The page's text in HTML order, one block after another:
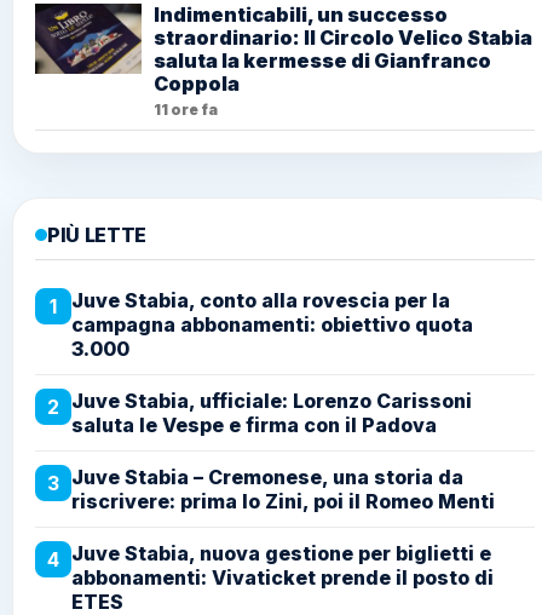
Indimenticabili, un successo
straordinario: Il Circolo Velico Stabia
saluta la kermesse di Gianfranco
Coppola
11 ore fa
PIÙ LETTE
1
Juve Stabia, conto alla rovescia per la
campagna abbonamenti: obiettivo quota
3.000
2 Juve Stabia, ufficiale: Lorenzo Carissoni
saluta le Vespe e firma con il Padova
3 Juve Stabia – Cremonese, una storia da
riscrivere: prima lo Zini, poi il Romeo Menti
4 Juve Stabia, nuova gestione per biglietti e
abbonamenti: Vivaticket prende il posto di
ETES